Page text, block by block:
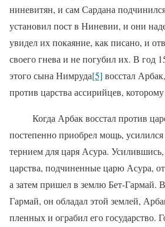
ниневитян, и сам Сар­дана
установил пост в Ниневии, и они
увидел их покаяние, как писано, и
своего гнева и не погубил их. В год
этого сына Нимруда[5] восстал
против царства ассирийцев,
Когда Арбак восстал против
постепенно приобрел мощь,
тернием для царя Асура. Усилившись,
царства, подчинен­ные царю Асура,
а затем пришел в землю Бет-Гармай.
Гармай, он обла­дал этой землей,
пленных и ограбил его государство.